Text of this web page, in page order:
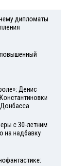
дипломаты
Денис
с 30-летним
на надбавку